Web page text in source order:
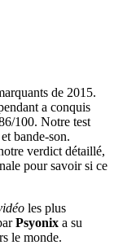
de 2015.
a conquis
100. Notre test
bande-son.
verdict détaillé,
pour savoir si ce
les plus
Psyonix a su
le monde.